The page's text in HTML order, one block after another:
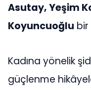
Asutay, Yeşim
Koyuncuoğlu bir
Kadına yönelik
güçlenme